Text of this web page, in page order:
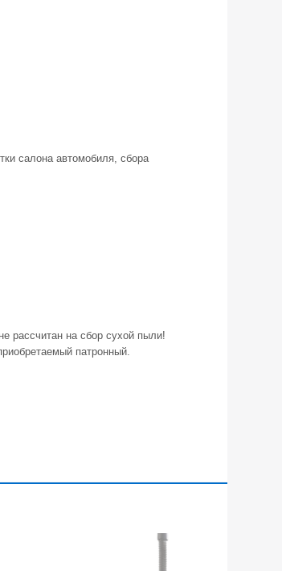
салона автомобиля, сбора
рассчитан на сбор сухой пыли!
патронный.